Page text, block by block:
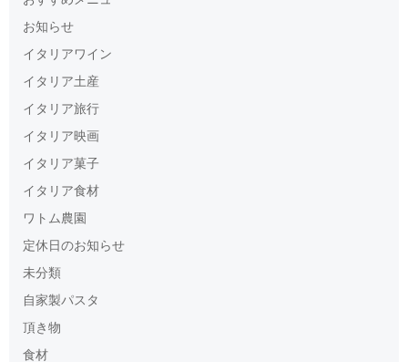
お知らせ
イタリアワイン
イタリア土産
イタリア旅行
イタリア映画
イタリア菓子
イタリア食材
ワトム農園
定休日のお知らせ
未分類
自家製パスタ
頂き物
食材